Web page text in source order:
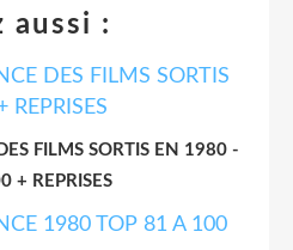
aussi :
FILMS SORTIS EN 1980 -
+ REPRISES